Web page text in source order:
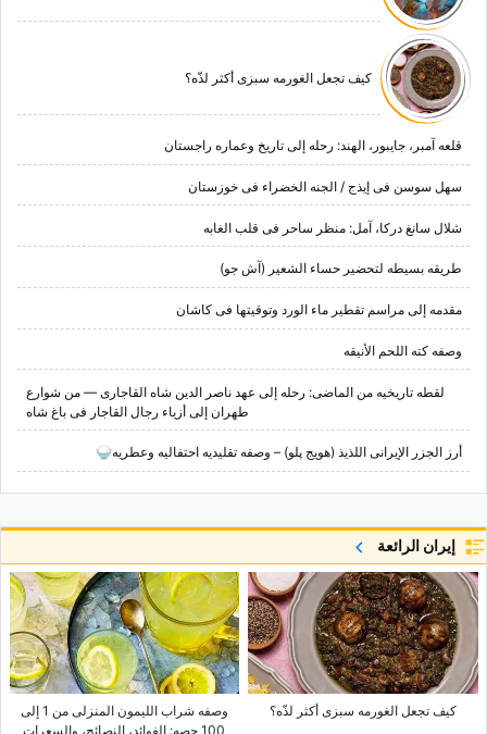
کیف تجعل الغورمه سبزی أکثر لذّه؟
قلعه آمبر، جایبور، الهند: رحله إلى تاریخ وعماره راجستان
سهل سوسن فی إیذج / الجنه الخضراء فی خوزستان
شلال سانغ درکا، آمل: منظر ساحر فی قلب الغابه
طریقه بسیطه لتحضیر حساء الشعیر (آش جو)
مقدمه إلى مراسم تقطیر ماء الورد وتوقیتها فی کاشان
وصفه کته اللحم الأنیقه
لقطه تاریخیه من الماضی: رحله إلى عهد ناصر الدین شاه القاجاری — من شوارع
طهران إلى أزیاء رجال القاجار فی باغ شاه
أرز الجزر الإیرانی اللذیذ (هویج پلو) – وصفه تقلیدیه احتفالیه وعطریه🍚
إيران الرائعة
کیف تجعل الغورمه سبزی أکثر لذّه؟
وصفه شراب اللیمون المنزلی من 1 إلى
100 حصه: الفوائد، النصائح، والسعرات